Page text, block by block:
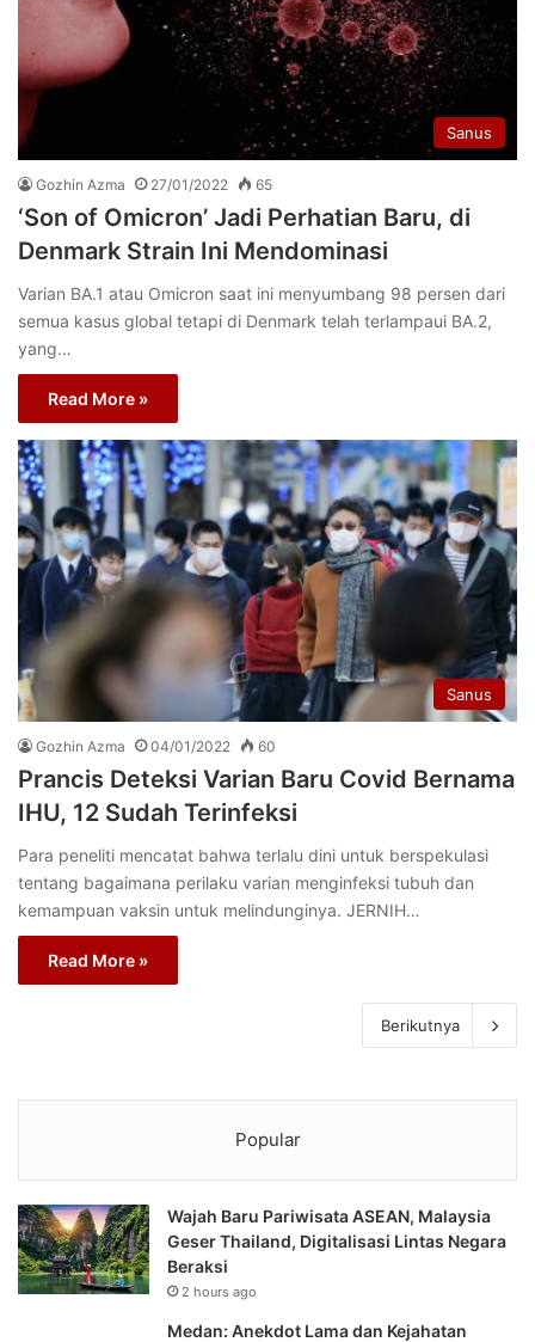
Sanus
Gozhin Azma 27/01/2022 65
‘Son of Omicron’ Jadi Perhatian Baru, di
Denmark Strain Ini Mendominasi
Varian BA.1 atau Omicron saat ini menyumbang 98 persen dari
semua kasus global tetapi di Denmark telah terlampaui BA.2,
yang…
Read More »
Sanus
Gozhin Azma 04/01/2022 60
Prancis Deteksi Varian Baru Covid Bernama
IHU, 12 Sudah Terinfeksi
Para peneliti mencatat bahwa terlalu dini untuk berspekulasi
tentang bagaimana perilaku varian menginfeksi tubuh dan
kemampuan vaksin untuk melindunginya. JERNIH…
Read More »
Berikutnya
Popular
Wajah Baru Pariwisata ASEAN, Malaysia
Geser Thailand, Digitalisasi Lintas Negara
Beraksi
2 hours ago
Medan: Anekdot Lama dan Kejahatan